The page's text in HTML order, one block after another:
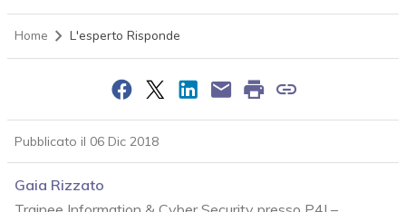
Home L'esperto Risponde
Pubblicato il 06 Dic 2018
Gaia Rizzato